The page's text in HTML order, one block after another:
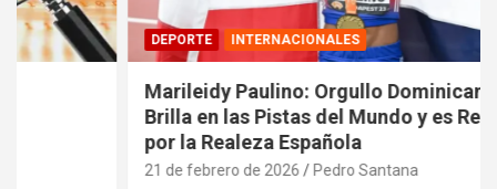
DEPORTE INTERNACIONALES
Marileidy Paulino: Orgullo Dominicano que
Brilla en las Pistas del Mundo y es Reconocida
por la Realeza Española
21 de febrero de 2026 Pedro Santana